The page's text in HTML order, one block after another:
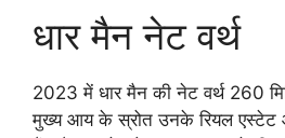
धार मैन नेट वर्थ
2023 में धार मैन की नेट वर्थ 260
मुख्य आय के स्रोत उनके रियल एस्टेट